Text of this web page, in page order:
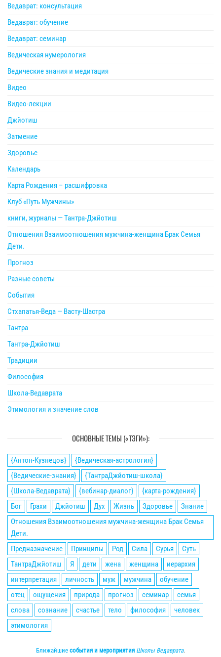
Ведаврат: консультация
Ведаврат: обучение
Ведаврат: семинар
Ведическая нумерология
Ведические знания и медитация
Видео
Видео-лекции
Джйотиш
Затмение
Здоровье
Календарь
Карта Рождения – расшифровка
Клуб «Путь Мужчины»
книги, журналы — Тантра-Джйотиш
Отношения Взаимоотношения мужчина-женщина Брак Семья
Дети.
Прогноз
Разные советы
События
Стхапатья-Веда — Васту-Шастра
Тантра
Тантра-Джйотиш
Традиции
Философия
Школа-Ведаврата
Этимология и значение слов
ОСНОВНЫЕ ТЕМЫ («ТЭГИ»):
{Антон-Кузнецов}
{Ведическая-астрология}
{Ведические-знания}
{ТантраДжйотиш-школа}
{Школа-Ведаврата}
{вебинар-диалог}
{карта-рождения}
Бог
Грахи Джйотиш Дух Жизнь Здоровье
Знание
Отношения Взаимоотношения мужчина-женщина Брак Семья
Дети.
Предназначение
Принципы Род Сила Сурья
Суть
ТантраДжйотиш
Я дети жена женщина
иерархия
интерпретация
личность муж мужчина
обучение
отец
ощущения природа прогноз семинар
семья
слова
сознание счастье тело философия
человек
этимология
Ближайшие события и мероприятия Школы Ведаврата.